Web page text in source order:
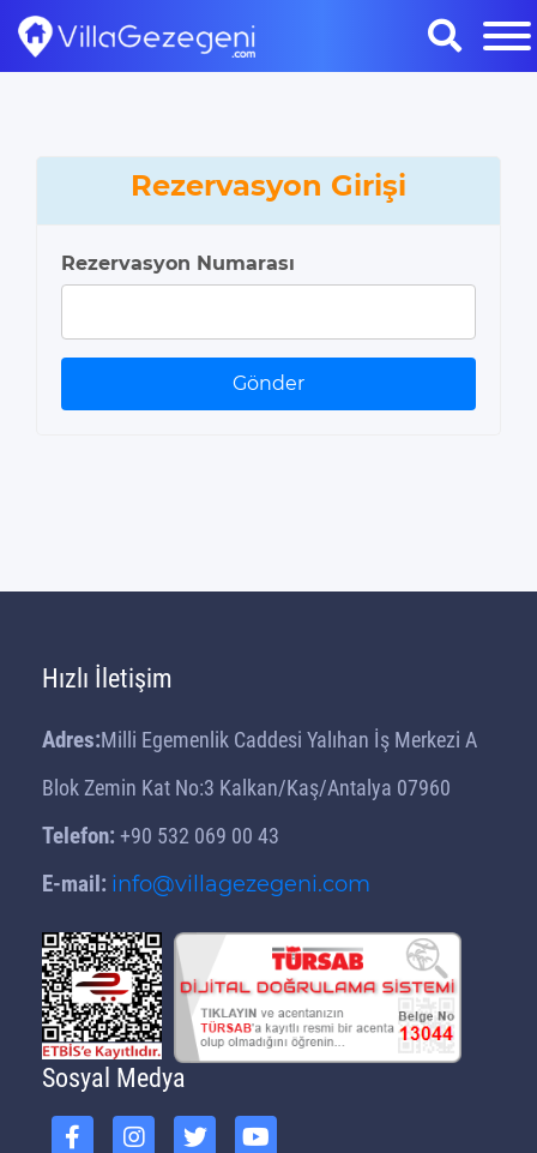
Rezervasyon Girişi
Rezervasyon Numarası
Gönder
Hızlı İletişim
Adres:Milli Egemenlik Caddesi Yalıhan İş Merkezi A
Blok Zemin Kat No:3 Kalkan/Kaş/Antalya 07960
Telefon: +90 532 069 00 43
E-mail: info@villagezegeni.com
Sosyal Medya